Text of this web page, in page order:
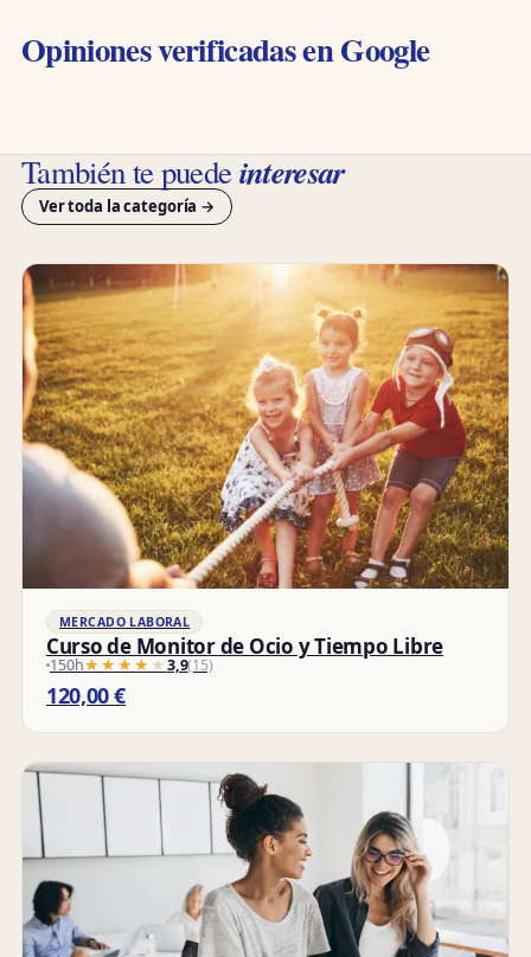
Opiniones verificadas en Google
También te puedeinteresar
Ver toda la categoría →
MERCADO LABORAL
Curso de Monitor de Ocio y Tiempo Libre
150h★★★★★
★★★★★3,9(15)
120,00€